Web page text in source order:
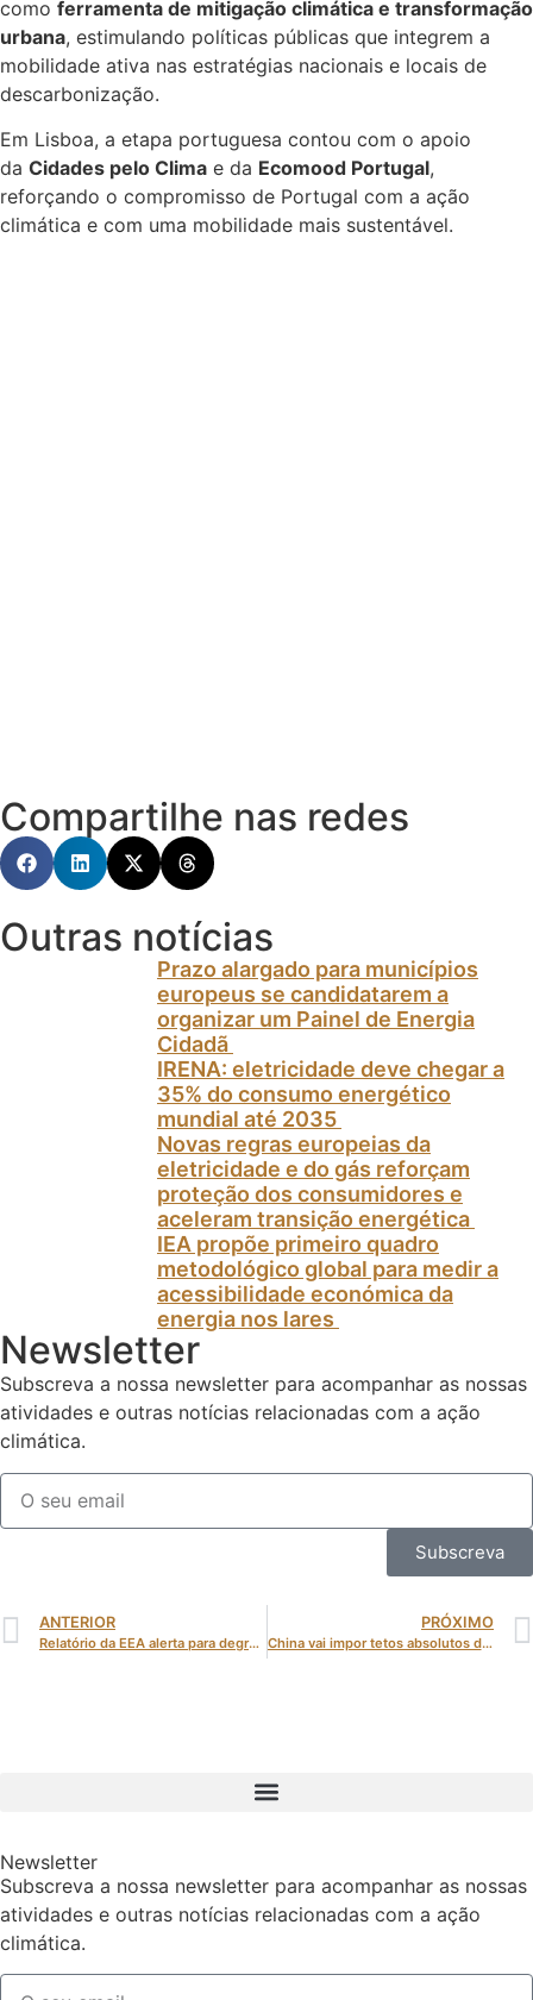
como ferramenta de mitigação climática e transformação
urbana, estimulando políticas públicas que integrem a
mobilidade ativa nas estratégias nacionais e locais de
descarbonização.
Em Lisboa, a etapa portuguesa contou com o apoio
da Cidades pelo Clima e da Ecomood Portugal,
reforçando o compromisso de Portugal com a ação
climática e com uma mobilidade mais sustentável.
Compartilhe nas redes
Outras notícias
Prazo alargado para municípios
europeus se candidatarem a
organizar um Painel de Energia
Cidadã
IRENA: eletricidade deve chegar a
35% do consumo energético
mundial até 2035
Novas regras europeias da
eletricidade e do gás reforçam
proteção dos consumidores e
aceleram transição energética
IEA propõe primeiro quadro
metodológico global para medir a
acessibilidade económica da
energia nos lares
Newsletter
Subscreva a nossa newsletter para acompanhar as nossas
atividades e outras notícias relacionadas com a ação
climática.
Subscreva
ANTERIOR
Relatório da EEA alerta para degradação ambiental e impactos crescentes das alterações climáticas na Europa
PRÓXIMO
China vai impor tetos absolutos de emissões em setores-chave até 2027 e lançar mercado nacional de carbono até 2030
Newsletter
Subscreva a nossa newsletter para acompanhar as nossas
atividades e outras notícias relacionadas com a ação
climática.